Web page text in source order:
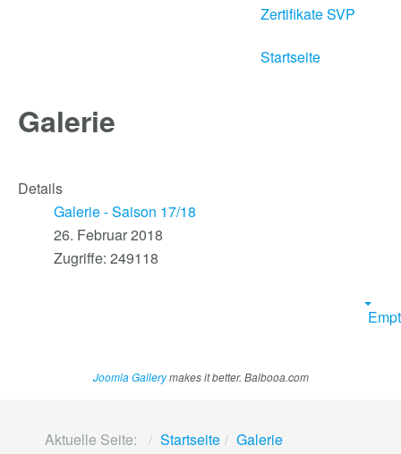
Zertifikate SVP
Startseite
Galerie
Details
Galerie - Saison 17/18
26. Februar 2018
Zugriffe: 249118
Joomla Gallerymakes it better. Balbooa.com
Aktuelle Seite: Startseite
Galerie